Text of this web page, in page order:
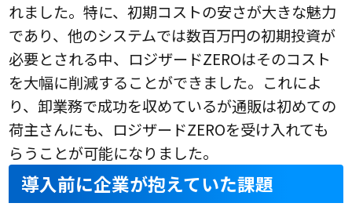
れました。特に、初期コストの安さが大きな魅力
であり、他のシステムでは数百万円の初期投資が
必要とされる中、ロジザードZEROはそのコスト
を大幅に削減することができました。これによ
り、卸業務で成功を収めているが通販は初めての
荷主さんにも、ロジザードZEROを受け入れても
らうことが可能になりました。
導入前に企業が抱えていた課題